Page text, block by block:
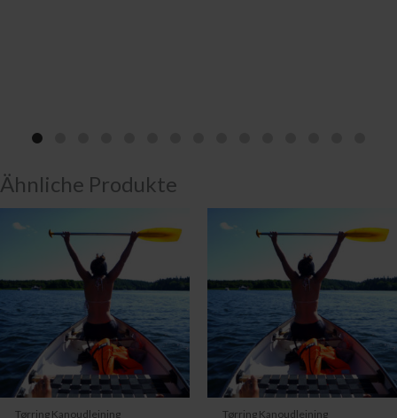
Ähnliche Produkte
Tørring Kanoudlejning Tørring Kanoudlejning